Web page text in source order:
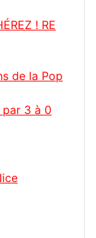
! RE
de la Pop
3 à 0